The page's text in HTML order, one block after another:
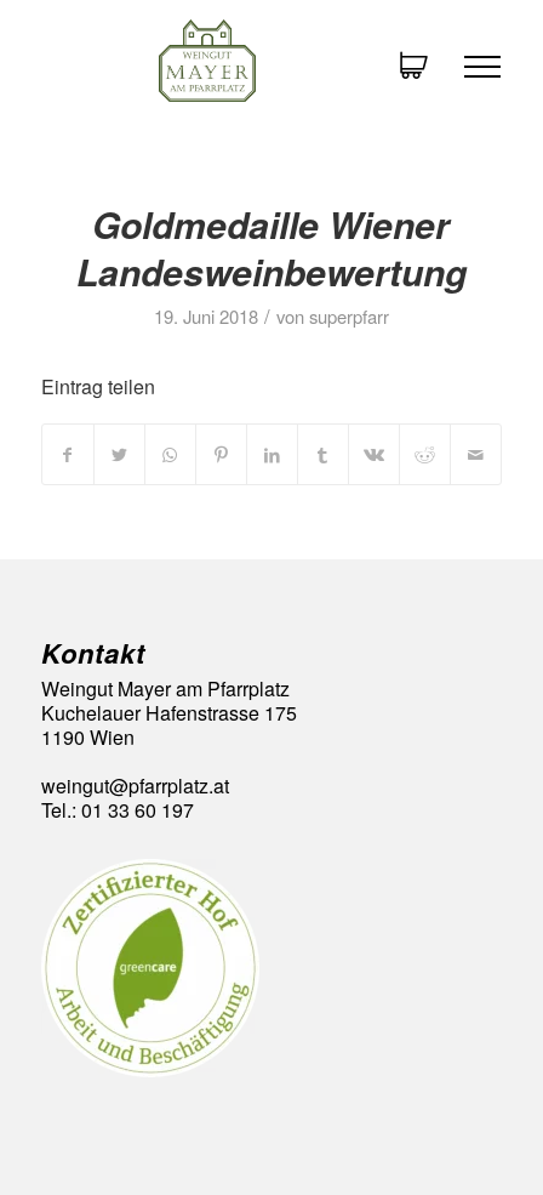
Goldmedaille Wiener
Landesweinbewertung
19. Juni 2018 / vonsuperpfarr
Eintrag teilen
Kontakt
Weingut Mayer am Pfarrplatz
Kuchelauer Hafenstrasse 175
1190 Wien
weingut@pfarrplatz.at
Tel.: 01 33 60 197